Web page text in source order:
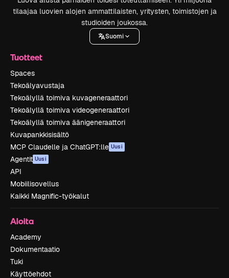
tilaajaa luovien alojen ammattilaisten, yritysten, toimistojen ja
studioiden joukossa.
Suomi
Tuotteet
Spaces
Tekoälyavustaja
Tekoälyllä toimiva kuvageneraattori
Tekoälyllä toimiva videogeneraattori
Tekoälyllä toimiva äänigeneraattori
Kuvapankkisisältö
MCP Claudelle ja ChatGPT:lle Uusi
Agentit Uusi
API
Mobiilisovellus
Kaikki Magnific-työkalut
Aloita
Academy
Dokumentaatio
Tuki
Käyttöehdot